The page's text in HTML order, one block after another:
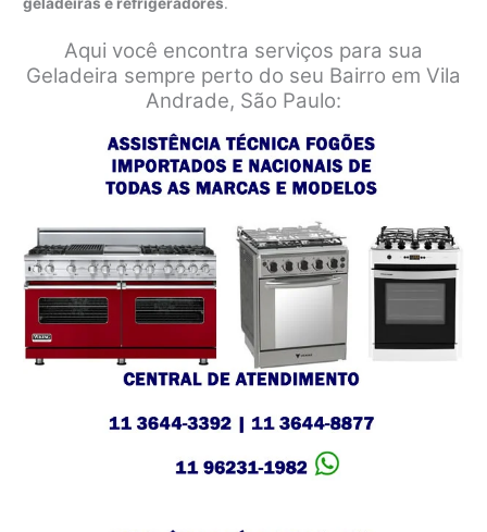
geladeiras e refrigeradores.
Aqui você encontra serviços para sua
Geladeira sempre perto do seu Bairro em Vila
Andrade, São Paulo: